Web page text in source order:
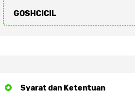
GOSHCICIL
Syarat dan Ketentuan